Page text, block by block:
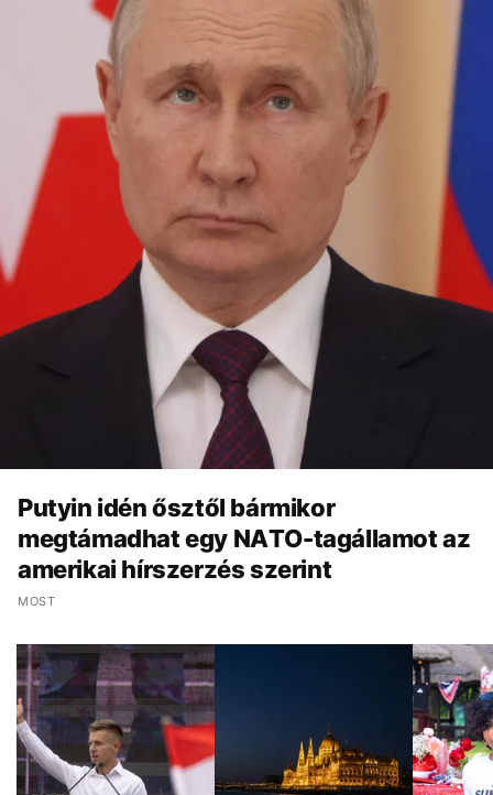
Putyin idén ősztől bármikor
megtámadhat egy NATO-tagállamot az
amerikai hírszerzés szerint
MOST